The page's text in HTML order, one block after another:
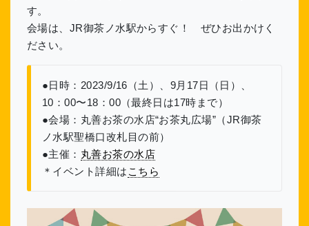
す。
会場は、JR御茶ノ水駅からすぐ！ ぜひお出かけく
ださい。
●日時：2023/9/16（土）、9月17日（日）、
10：00〜18：00（最終日は17時まで）
●会場：丸善お茶の水店“お茶丸広場”（JR御茶
ノ水駅聖橋口改札目の前）
●主催： 丸善お茶の水店
＊イベント詳細は こちら